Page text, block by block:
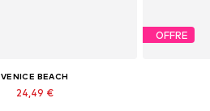
VENICE BEACH
24,49 €
OFFRE